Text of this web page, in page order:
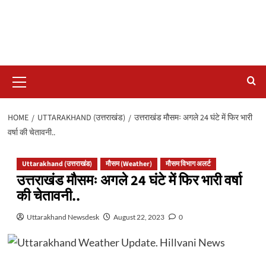
Menu
HOME UTTARAKHAND (उत्तराखंड)
उत्तराखंड मौसमः अगले 24 घंटे में फिर भारी
वर्षा की चेतावनी..
Uttarakhand (उत्तराखंड) मौसम (Weather) मौसम विभाग अलर्ट
उत्तराखंड मौसमः अगले 24 घंटे में फिर भारी वर्षा
की चेतावनी..
Uttarakhand Newsdesk August 22, 2023 0